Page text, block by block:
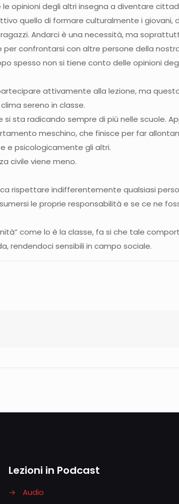
opinioni degli altri insegna a diventare
quello di formare culturalmente i giovani,
Andarci è una necessità, ma
per confrontarsi con altre persone della
spesso non si tiene conto delle opinioni
attivamente alla lezione, ma
sereno in classe.
sta radicando sempre di più nelle scuole.
meschino, che finisce per far
e psicologicamente gli altri.
civile viene meno.
rispettare indifferentemente qualsiasi
le proprie responsabilità e se ce ne
come lo è la classe, fa si che tale
rendendoci sensibili in campo sociale.
Lezioni in Podcast
→ Audio